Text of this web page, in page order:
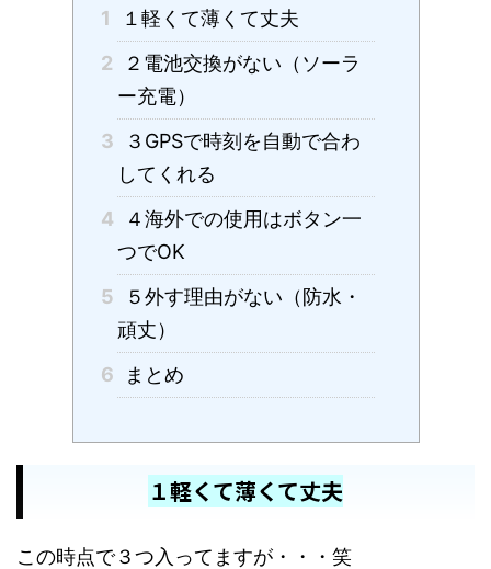
1
１軽くて薄くて丈夫
2
２電池交換がない（ソーラ
ー充電）
3
３GPSで時刻を自動で合わ
してくれる
4
４海外での使用はボタン一
つでOK
5
５外す理由がない（防水・
頑丈）
6
まとめ
１軽くて薄くて丈夫
この時点で３つ入ってますが・・・笑